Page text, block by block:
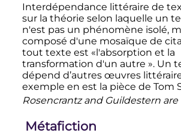
Interdépendance littéraire de
sur la théorie selon laquelle un
n'est pas un phénomène isolé,
composé d'une mosaïque de
tout texte est «l'absorption et la
transformation d'un autre ». Un
dépend d’autres œuvres
exemple en est la pièce de Tom
Rosencrantz and Guildestern are
Métafiction